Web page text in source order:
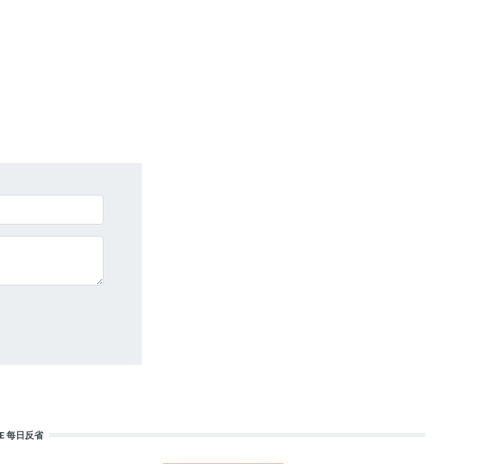
每日反省